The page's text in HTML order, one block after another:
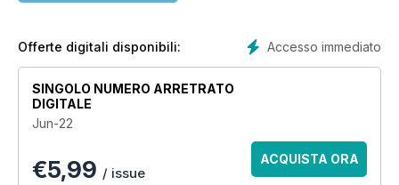
Learn a new skill with our slip stitch bag tutorial 🧶
Accesso immediato
Offerte digitali disponibili:
SINGOLO NUMERO ARRETRATO
DIGITALE
Jun-22
€5,99 / issue
ACQUISTA ORA